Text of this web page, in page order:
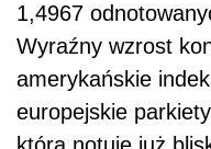
1,4967
Wyraźny wzrost
amerykańskie
europejskie